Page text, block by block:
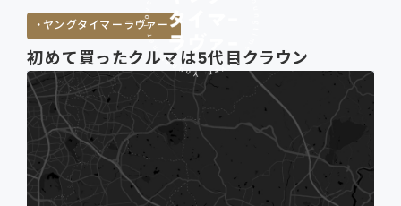
ヤングタイマーラヴァー
初めて買ったクルマは5代目クラウン